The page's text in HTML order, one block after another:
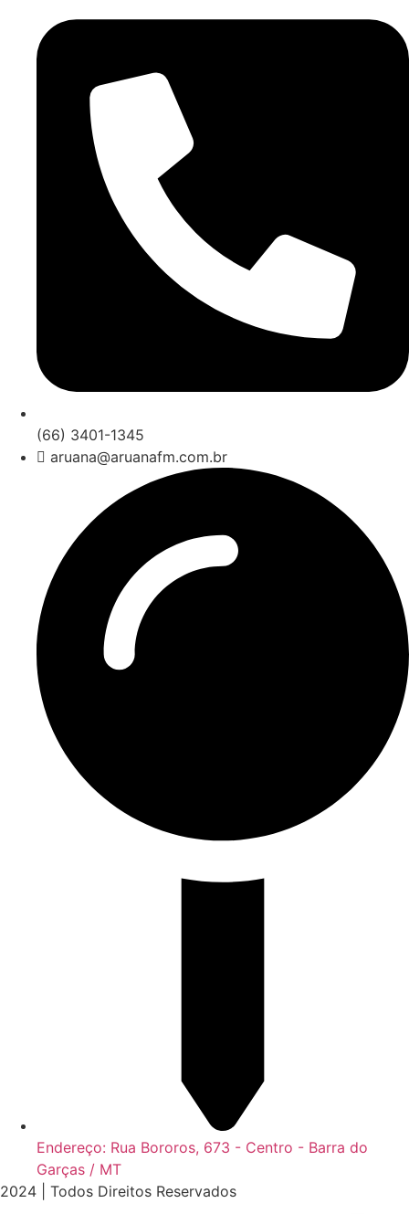
(66) 3401-1345
aruana@aruanafm.com.br
Endereço: Rua Bororos, 673 - Centro - Barra do
Garças / MT
2024 | Todos Direitos Reservados